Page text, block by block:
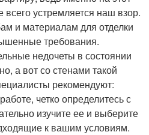
устремляется наш взор.
и материалам для отделки
требования.
недочеты в состоянии
а вот со стенами такой
рекомендуют:
четко определитесь с
изучите ее и выберите
к вашим условиям.